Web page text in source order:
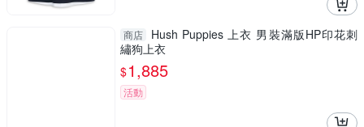
商店
Hush Puppies 上衣 男裝滿版HP印花刺
繡狗上衣
$1,885
活動